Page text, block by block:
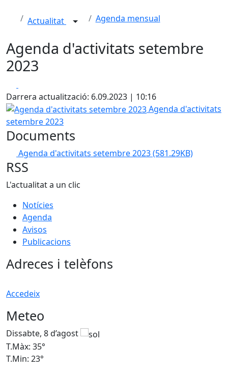
Actualitat Agenda mensual
Agenda d'activitats setembre
2023
Darrera actualització: 6.09.2023 | 10:16
Agenda d'activitats setembre 2023
Agenda d'activitats
setembre 2023
Documents
Agenda d'activitats setembre 2023(581.29KB)
RSS
L'actualitat a un clic
Notícies
Agenda
Avisos
Publicacions
Adreces i telèfons
Accedeix
Meteo
Dissabte, 8 d’agost
T.Màx: 35°
T.Min: 23°